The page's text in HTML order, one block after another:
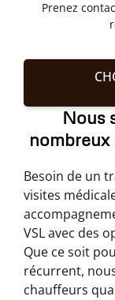
Prenez
Nous
nombreux
Besoin de un
visites
VSL avec des
Que ce soit
récurrent,
chauffeurs